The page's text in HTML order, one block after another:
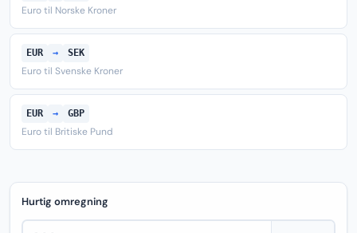
Euro til Norske Kroner
EUR → SEK
Euro til Svenske Kroner
EUR → GBP
Euro til Britiske Pund
Hurtig omregning